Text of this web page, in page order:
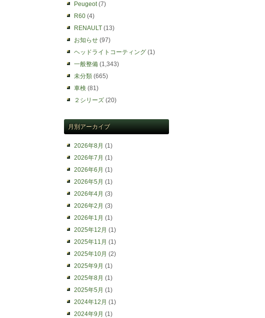
Peugeot(7)
R60 (4)
RENAULT (13)
お知らせ (97)
ヘッドライトコーティング (1)
一般整備 (1,343)
未分類 (665)
車検 (81)
２シリーズ (20)
月別アーカイブ
2026年8月 (1)
2026年7月 (1)
2026年6月 (1)
2026年5月 (1)
2026年4月 (3)
2026年2月 (3)
2026年1月 (1)
2025年12月 (1)
2025年11月 (1)
2025年10月 (2)
2025年9月 (1)
2025年8月 (1)
2025年5月 (1)
2024年12月 (1)
2024年9月 (1)